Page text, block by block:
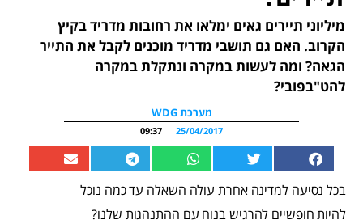
מיליוני תיירים גאים ימלאו את רחובות מדריד בקיץ
הקרוב. האם גם תושבי מדריד מוכנים לקבל את התייר
הגאה? ומה לעשות במקרה ונתקלת במקרה
להט"בפובי?
מערכת WDG
25/04/2017
09:37
בכל נסיעה למדינה אחרת עולה השאלה עד כמה נוכל
להיות חופשיים להרגיש בנוח עם ההתנהגות שלנו?